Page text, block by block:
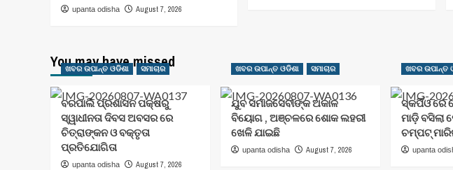
upanta odisha August 7, 2026
You may have missed
ଖବର ଉପାନ୍ତ ଓଡିଶା ସମାଚାର
ବରପାଲି ପ୍ରଶାସନ ପକ୍ଷରୁ
ସ୍ୱାଧୀନତା ଦିବସ ଅବସର ରେ
ଚିତ୍ରାଙ୍କନ ଓ ବକ୍ତୃତା
ପ୍ରତିଯୋଗିତା
upanta odisha August 7, 2026
ଖବର ଉପାନ୍ତ ଓଡିଶା ସମାଚାର
ଯୁବ ସମାଜସେବୀଙ୍କ ଅକାଳ
ବିୟୋଗ , ଅଞ୍ଚଳରେ ଶୋକ ଲହରୀ
ଖେଳି ଯାଇଛି
upanta odisha August 7, 2026
ଖବର ଉପାନ୍ତ
ସ୍କର୍ପିଓ ରେ
ମାଡ଼ି ବସିଲା
ଚମ୍ପଟ୍
upanta